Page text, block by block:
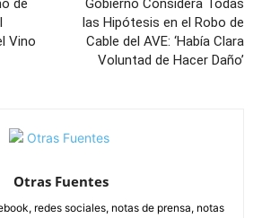
de
Vino
Gobierno Considera Todas
las Hipótesis en el Robo de
Cable del AVE: ‘Había Clara
Voluntad de Hacer Daño’
Otras Fuentes
redes sociales, notas de prensa, notas